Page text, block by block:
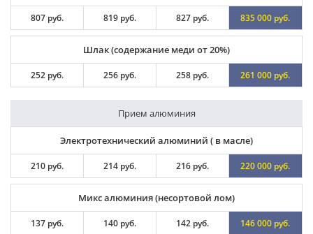
807 руб. 819 руб. 827 руб. 835 000 руб.
Шлак (содержание меди от 20%)
252 руб. 256 руб. 258 руб. 261 000 руб.
Прием алюминия
Электротехнический алюминий ( в масле)
210 руб. 214 руб. 216 руб. 220 000 руб.
Микс алюминия (несортовой лом)
137 руб. 140 руб. 142 руб. 146 000 руб.